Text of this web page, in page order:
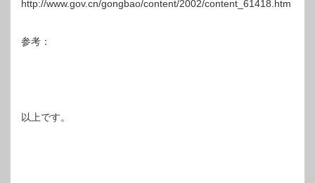
http://www.gov.cn/gongbao/content/2002/content_61418.htm
参考：
以上です。